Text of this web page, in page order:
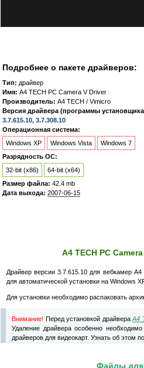
Подробнее о пакете драйверов:
Тип: драйвер
Имя: A4 TECH PC Camera V Driver
Производитель: A4 TECH / Vimicro
Версия драйвера (программы
3.7.615.10, 3.7.308.10
Операционная система:
Windows XP
Windows Vista
Windows 7
Разрядность ОС:
32-bit (x86)
64-bit (x64)
Размер файла: 42.4 mb
Дата выхода: 2007-06-15
A4 TECH PC
Драйвер версии 3.7.615.10 для вебкамер
для автоматической установки на Windows
Для установки необходимо распаковать
Внимание! Перед установкой драйвераA4
Удаление драйвера особенно
драйверов для видеокарт. Узнать об этом
Файлы для